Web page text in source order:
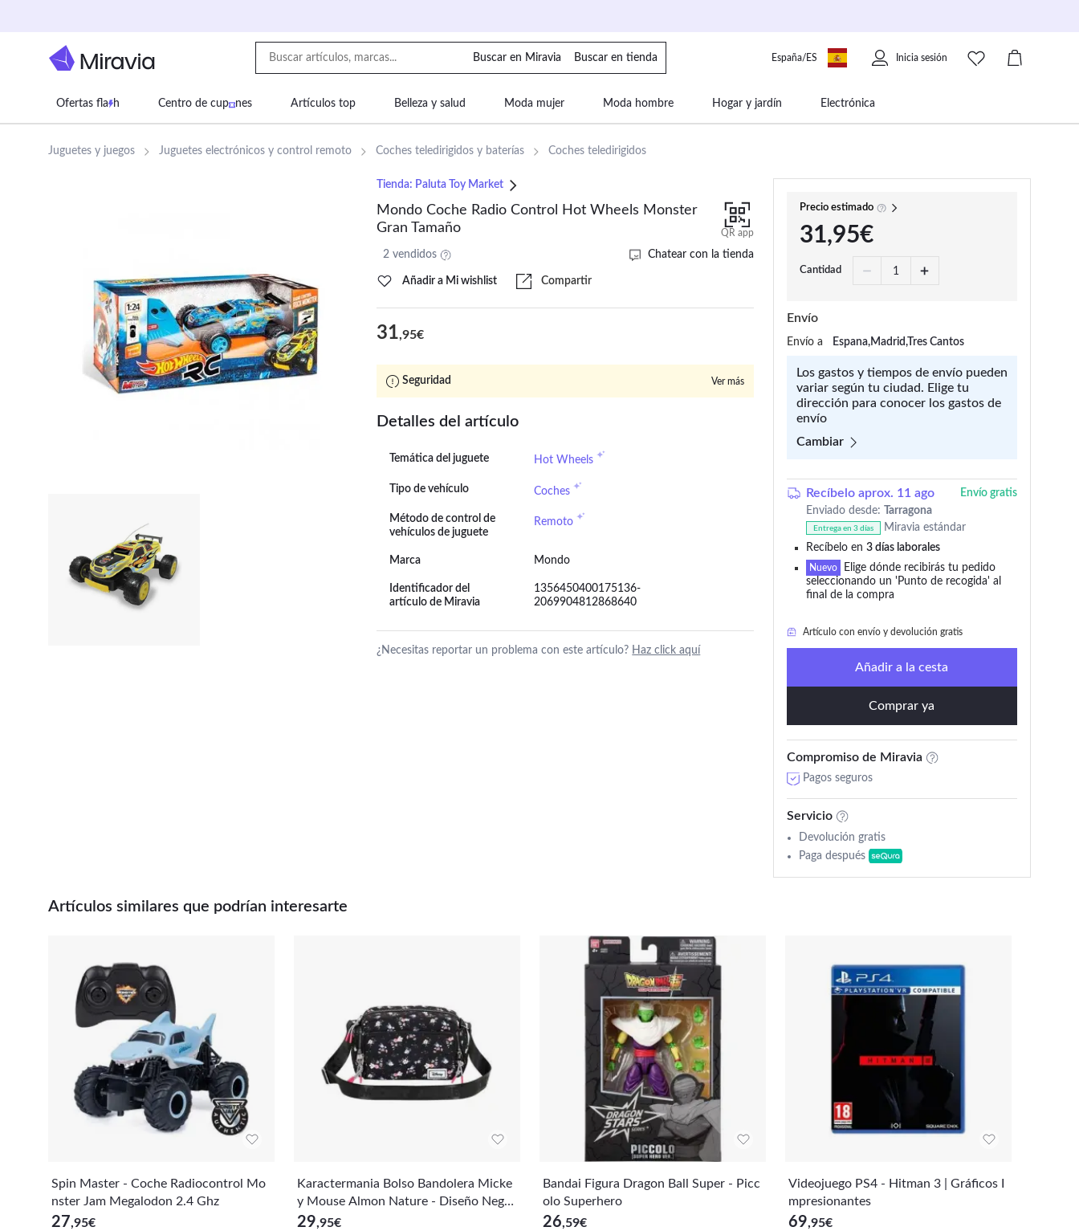
Buscar en Miravia Buscar en tienda España/ES Inicia sesión
Ofertas fla h Centro de cup nes Artículos top Belleza y salud Moda mujer Moda hombre Hogar y jardín Electrónica
Supermercado Juguetes Deportes Equipaje Mascotas Bebé Moda infantil
Juguetes y juegos Juguetes electrónicos y control remoto Coches teledirigidos y baterías Coches teledirigidos
Tienda: Paluta Toy Market
Mondo Coche Radio Control Hot Wheels Monster
Gran Tamaño
QR app
2 vendidos Chatear con la tienda
Añadir a Mi wishlist Compartir
31,95€
Seguridad Ver más
Detalles del artículo
Temática del juguete Hot Wheels
Tipo de vehículo Coches
Método de control de
vehículos de juguete
Remoto
Marca Mondo
Identificador del
artículo de Miravia
1356450400175136-
2069904812868640
¿Necesitas reportar un problema con este artículo? Haz click aquí
Precio estimado
31,95€
Cantidad
Envío
Envío a Espana,Madrid,Tres Cantos
Los gastos y tiempos de envío pueden
variar según tu ciudad. Elige tu
dirección para conocer los gastos de
envío
Cambiar
Recíbelo aprox. 11 ago
Envío gratis
Enviado desde:
Tarragona
Entrega en 3 días
Miravia estándar
Recíbelo en 3 días laborales
Nuevo
Elige dónde recibirás tu pedido
seleccionando un 'Punto de recogida' al
final de la compra
Artículo con envío y devolución gratis
Añadir a la cesta
Comprar ya
Compromiso de Miravia
Pagos seguros
Servicio
Devolución gratis
Paga después
Artículos similares que podrían interesarte
Spin Master - Coche Radiocontrol Mo
nster Jam Megalodon 2.4 Ghz
27,95€
Karactermania Bolso Bandolera Micke
y Mouse Almon Nature - Diseño Negro
y Flores - Forro Interior y Bolsillo Adici
29,95€
Bandai Figura Dragon Ball Super - Picc
olo Superhero
26,59€
Videojuego PS4 - Hitman 3 | Gráficos I
mpresionantes
69,95€